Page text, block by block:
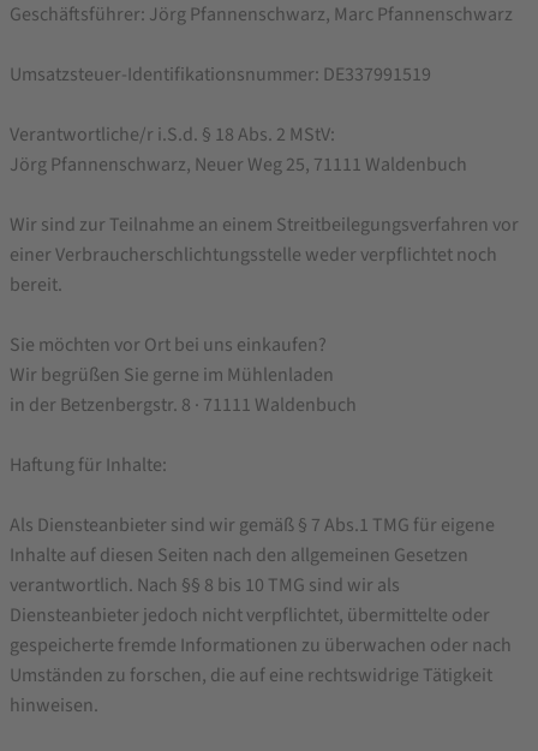
Geschäftsführer: Jörg Pfannenschwarz, Marc Pfannenschwarz
Umsatzsteuer-Identifikationsnummer: DE337991519
Verantwortliche/r i.S.d. § 18 Abs. 2 MStV:
Jörg Pfannenschwarz, Neuer Weg 25, 71111 Waldenbuch
Wir sind zur Teilnahme an einem Streitbeilegungsverfahren vor
einer Verbraucherschlichtungsstelle weder verpflichtet noch
bereit.
Sie möchten vor Ort bei uns einkaufen?
Wir begrüßen Sie gerne im Mühlenladen
in der Betzenbergstr. 8 · 71111 Waldenbuch
Haftung für Inhalte:
Als Diensteanbieter sind wir gemäß § 7 Abs.1 TMG für eigene
Inhalte auf diesen Seiten nach den allgemeinen Gesetzen
verantwortlich. Nach §§ 8 bis 10 TMG sind wir als
Diensteanbieter jedoch nicht verpflichtet, übermittelte oder
gespeicherte fremde Informationen zu überwachen oder nach
Umständen zu forschen, die auf eine rechtswidrige Tätigkeit
hinweisen.